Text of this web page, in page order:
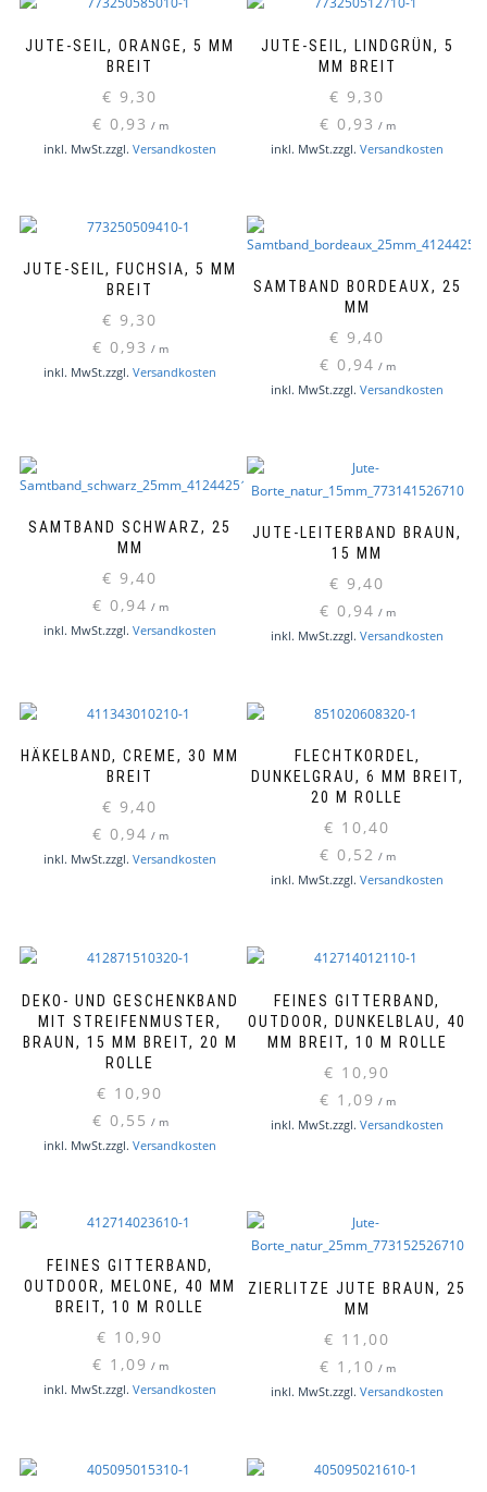
JUTE-SEIL, ORANGE, 5 MM
BREIT
€ 9,30
€ 0,93 / m
inkl. MwSt.zzgl. Versandkosten
JUTE-SEIL, LINDGRÜN, 5
MM BREIT
€ 9,30
€ 0,93 / m
inkl. MwSt.zzgl. Versandkosten
JUTE-SEIL, FUCHSIA, 5 MM
BREIT
€ 9,30
€ 0,93 / m
inkl. MwSt.zzgl. Versandkosten
SAMTBAND BORDEAUX, 25
MM
€ 9,40
€ 0,94 / m
inkl. MwSt.zzgl. Versandkosten
SAMTBAND SCHWARZ, 25
MM
€ 9,40
€ 0,94 / m
inkl. MwSt.zzgl. Versandkosten
JUTE-LEITERBAND BRAUN,
15 MM
€ 9,40
€ 0,94 / m
inkl. MwSt.zzgl. Versandkosten
HÄKELBAND, CREME, 30 MM
BREIT
€ 9,40
€ 0,94 / m
inkl. MwSt.zzgl. Versandkosten
FLECHTKORDEL,
DUNKELGRAU, 6 MM BREIT,
20 M ROLLE
€ 10,40
€ 0,52 / m
inkl. MwSt.zzgl. Versandkosten
DEKO- UND GESCHENKBAND
MIT STREIFENMUSTER,
BRAUN, 15 MM BREIT, 20 M
ROLLE
€ 10,90
€ 0,55 / m
inkl. MwSt.zzgl. Versandkosten
FEINES GITTERBAND,
OUTDOOR, DUNKELBLAU, 40
MM BREIT, 10 M ROLLE
€ 10,90
€ 1,09 / m
inkl. MwSt.zzgl. Versandkosten
FEINES GITTERBAND,
OUTDOOR, MELONE, 40 MM
BREIT, 10 M ROLLE
€ 10,90
€ 1,09 / m
inkl. MwSt.zzgl. Versandkosten
ZIERLITZE JUTE BRAUN, 25
MM
€ 11,00
€ 1,10 / m
inkl. MwSt.zzgl. Versandkosten